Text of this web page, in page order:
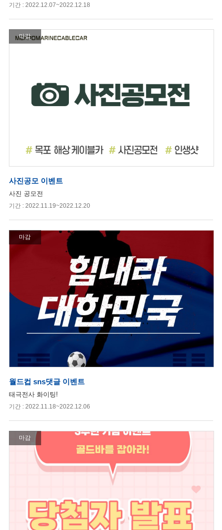
기간 : 2022.12.07~2022.12.18
마감
사진공모 이벤트
사진 공모전
기간 : 2022.11.19~2022.12.20
마감
월드컵 sns댓글 이벤트
태극전사 화이팅!
기간 : 2022.11.18~2022.12.06
마감